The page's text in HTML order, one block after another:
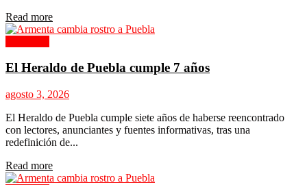
Read moreDetails
El Heraldo de Puebla cumple 7 años
agosto 3, 2026
El Heraldo de Puebla cumple siete años de haberse reencontrado
con lectores, anunciantes y fuentes informativas, tras una
redefinición de...
Read moreDetails